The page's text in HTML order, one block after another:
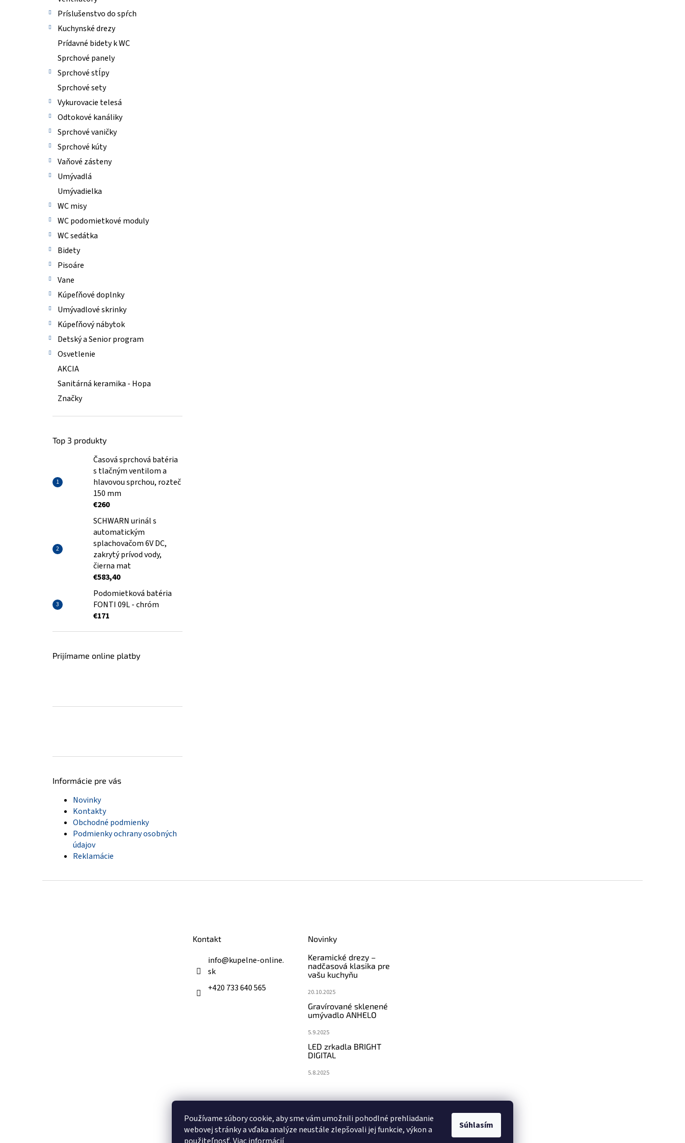
Používame súbory cookie, aby sme vám umožnili pohodlné prehliadanie
webovej stránky a vďaka analýze neustále zlepšovali jej funkcie, výkon a
Súhlasím
Príslušenstvo do spŕch
Kuchynské drezy
Prídavné bidety k WC
Sprchové panely
Sprchové stĺpy
Sprchové sety
Vykurovacie telesá
Odtokové kanáliky
Sprchové vaničky
Sprchové kúty
Vaňové zásteny
Umývadlá
Umývadielka
WC misy
WC podomietkové moduly
WC sedátka
Bidety
Pisoáre
Vane
Kúpeľňové doplnky
Umývadlové skrinky
Kúpeľňový nábytok
Detský a Senior program
Osvetlenie
AKCIA
Sanitárná keramika - Hopa
Značky
Top 3 produkty
Časová sprchová batéria
s tlačným ventilom a
hlavovou sprchou, rozteč
150 mm
€260
SCHWARN urinál s
automatickým
splachovačom 6V DC,
zakrytý prívod vody,
čierna mat
€583,40
Podomietková batéria
FONTI 09L - chróm
€171
Prijímame online platby
Informácie pre vás
Novinky
Kontakty
Obchodné podmienky
Podmienky ochrany osobných
údajov
Reklamácie
Kontakt
info@kupelne-online.
sk
+420 733 640 565
Novinky
Keramické drezy –
nadčasová klasika pre
vašu kuchyňu
20.10.2025
Gravírované sklenené
umývadlo ANHELO
5.9.2025
LED zrkadla BRIGHT
DIGITAL
5.8.2025